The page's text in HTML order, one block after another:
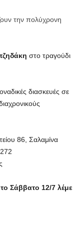
την πολύχρονη
στο τραγούδι
διασκευές σε
86, Σαλαμίνα
το Σάββατο 12/7 λέμε